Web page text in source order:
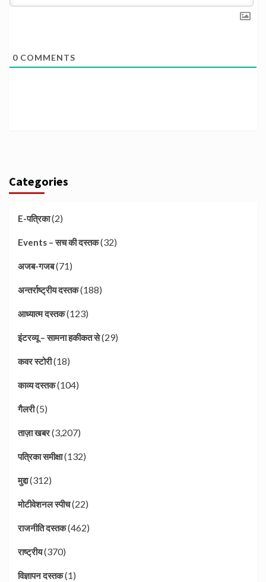
0 COMMENTS
Categories
E-पत्रिका(2)
Events – सच की दस्तक(32)
अजब-गजब(71)
अन्तर्राष्ट्रीय दस्तक(188)
आध्यात्म दस्तक(123)
इंटरव्यू – सामना हकीकत से(29)
कवर स्टोरी(18)
काव्य दस्तक(104)
गैलरी(5)
ताज़ा खबर(3,207)
पत्रिका समीक्षा(132)
मुद्दा(312)
मोटीवेशनल स्पीच(22)
राजनीति दस्तक(462)
राष्ट्रीय(370)
विज्ञापन दस्तक(1)